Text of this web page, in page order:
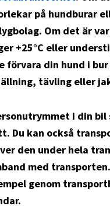
på hundburar
Om det är
+25°C eller
din hund i
tävling eller
i din
Du kan också
den under hela
med
genom